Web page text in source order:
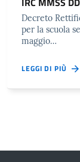
Decreto
per la scuola
maggio…
LEGGI DI PIÙ